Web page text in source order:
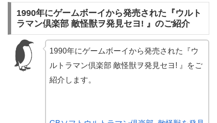
1990年にゲームボーイから発売された『ウルト
ラマン倶楽部 敵怪獣ヲ発見セヨ! 』のご紹介
1990年にゲームボーイから発売された『ウ
ルトラマン倶楽部 敵怪獣ヲ発見セヨ! 』をご
紹介します。